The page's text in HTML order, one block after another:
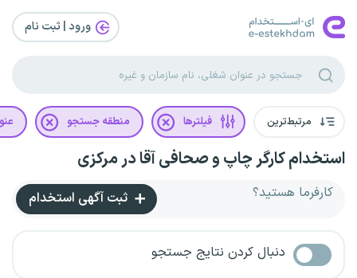
ورود | ثبت‌ نام
مرتبط‌ترین فیلترها منطقه جستجو
استخدام کارگر چاپ و صحافی آقا در مرکزی
کارفرما هستید؟ ثبت آگهی استخدام
دنبال کردن نتایج جستجو